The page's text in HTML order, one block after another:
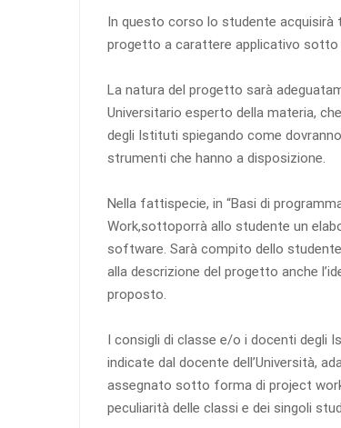
In questo corso lo studente acquisirà
progetto a carattere applicativo sotto
La natura del progetto sarà
Universitario esperto della materia,
degli Istituti spiegando come
strumenti che hanno a disposizione.
Nella fattispecie, in “Basi di
Work,sottoporrà allo studente un
software. Sarà compito dello
alla descrizione del progetto anche
proposto.
I consigli di classe e/o i docenti degli
indicate dal docente dell’Università,
assegnato sotto forma di project
peculiarità delle classi e dei singoli